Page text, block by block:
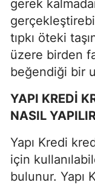
gerek
tıpkı öteki
üzere birden
beğendiği bir
YAPI KREDİ
NASIL
Yapı Kredi
için
bulunur. Yapı